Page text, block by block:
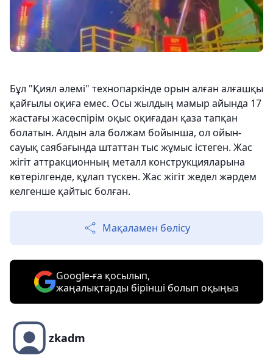
Бұл "Қиял әлемі" технопаркінде орын алған алғашқы
қайғылы оқиға емес. Осы жылдың мамыр айында 17
жастағы жасөспірім оқыс оқиғадан қаза тапқан
болатын. Алдын ала болжам бойынша, ол ойын-
сауық саябағында штаттан тыс жұмыс істеген. Жас
жігіт аттракционның металл конструкцияларына
көтерілгенде, құлап түскен. Жас жігіт жедел жәрдем
келгенше қайтыс болған.
Мақаламен бөлісу
Google-ға қосылып,
жаңалықтарды бірінші болып оқыңыз
zkadm